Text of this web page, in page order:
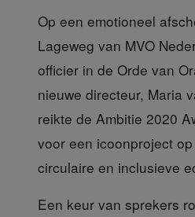
Op een emotioneel
Lageweg van MVO
officier in de Orde van
nieuwe directeur, Maria
reikte de Ambitie 2020
voor een icoonproject
circulaire en inclusieve
Een keur van sprekers